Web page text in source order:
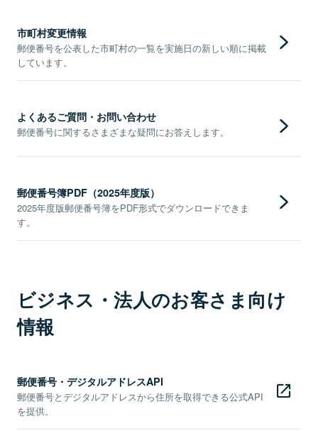
市町村変更情報
郵便番号を公表した市町村の一覧を実施日の新しい順に掲載
しています。
よくあるご質問・お問い合わせ
郵便番号に関するさまざまな疑問にお答えします。
郵便番号簿PDF（2025年度版）
2025年度版郵便番号簿をPDF形式でダウンロードできま
す。
ビジネス・法人のお客さま向け
情報
郵便番号・デジタルアドレスAPI
郵便番号とデジタルアドレスから住所を取得できる公式API
を提供。